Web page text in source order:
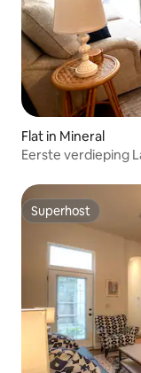
Flat in Mineral
Eerste verdieping
Superhost
Superhost